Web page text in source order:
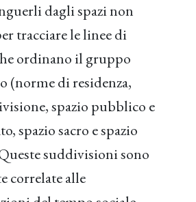
dagli spazi non
tracciare le linee di
ordinano il gruppo
(norme di residenza,
spazio pubblico e
spazio sacro e spazio
suddivisioni sono
correlate alle